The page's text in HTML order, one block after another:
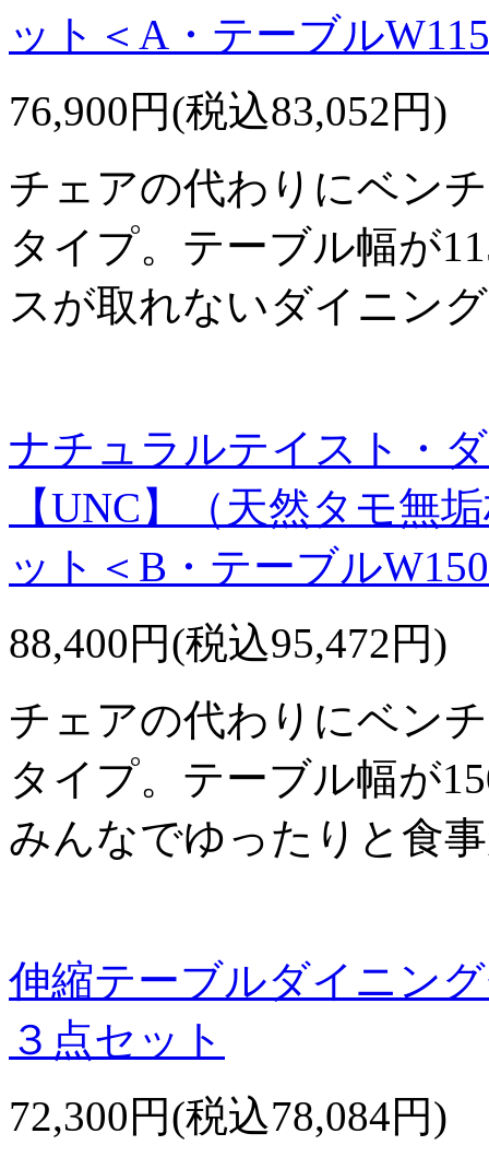
ット＜A・テーブル
76,900円(税込83,052円)
チェアの代わりにベン
タイプ。テーブル幅が
スが取れないダイニン
ナチュラルテイスト・
【UNC】（天然タモ無
ット＜B・テーブル
88,400円(税込95,472円)
チェアの代わりにベン
タイプ。テーブル幅が
みんなでゆったりと食
伸縮テーブルダイニン
３点セット
72,300円(税込78,084円)